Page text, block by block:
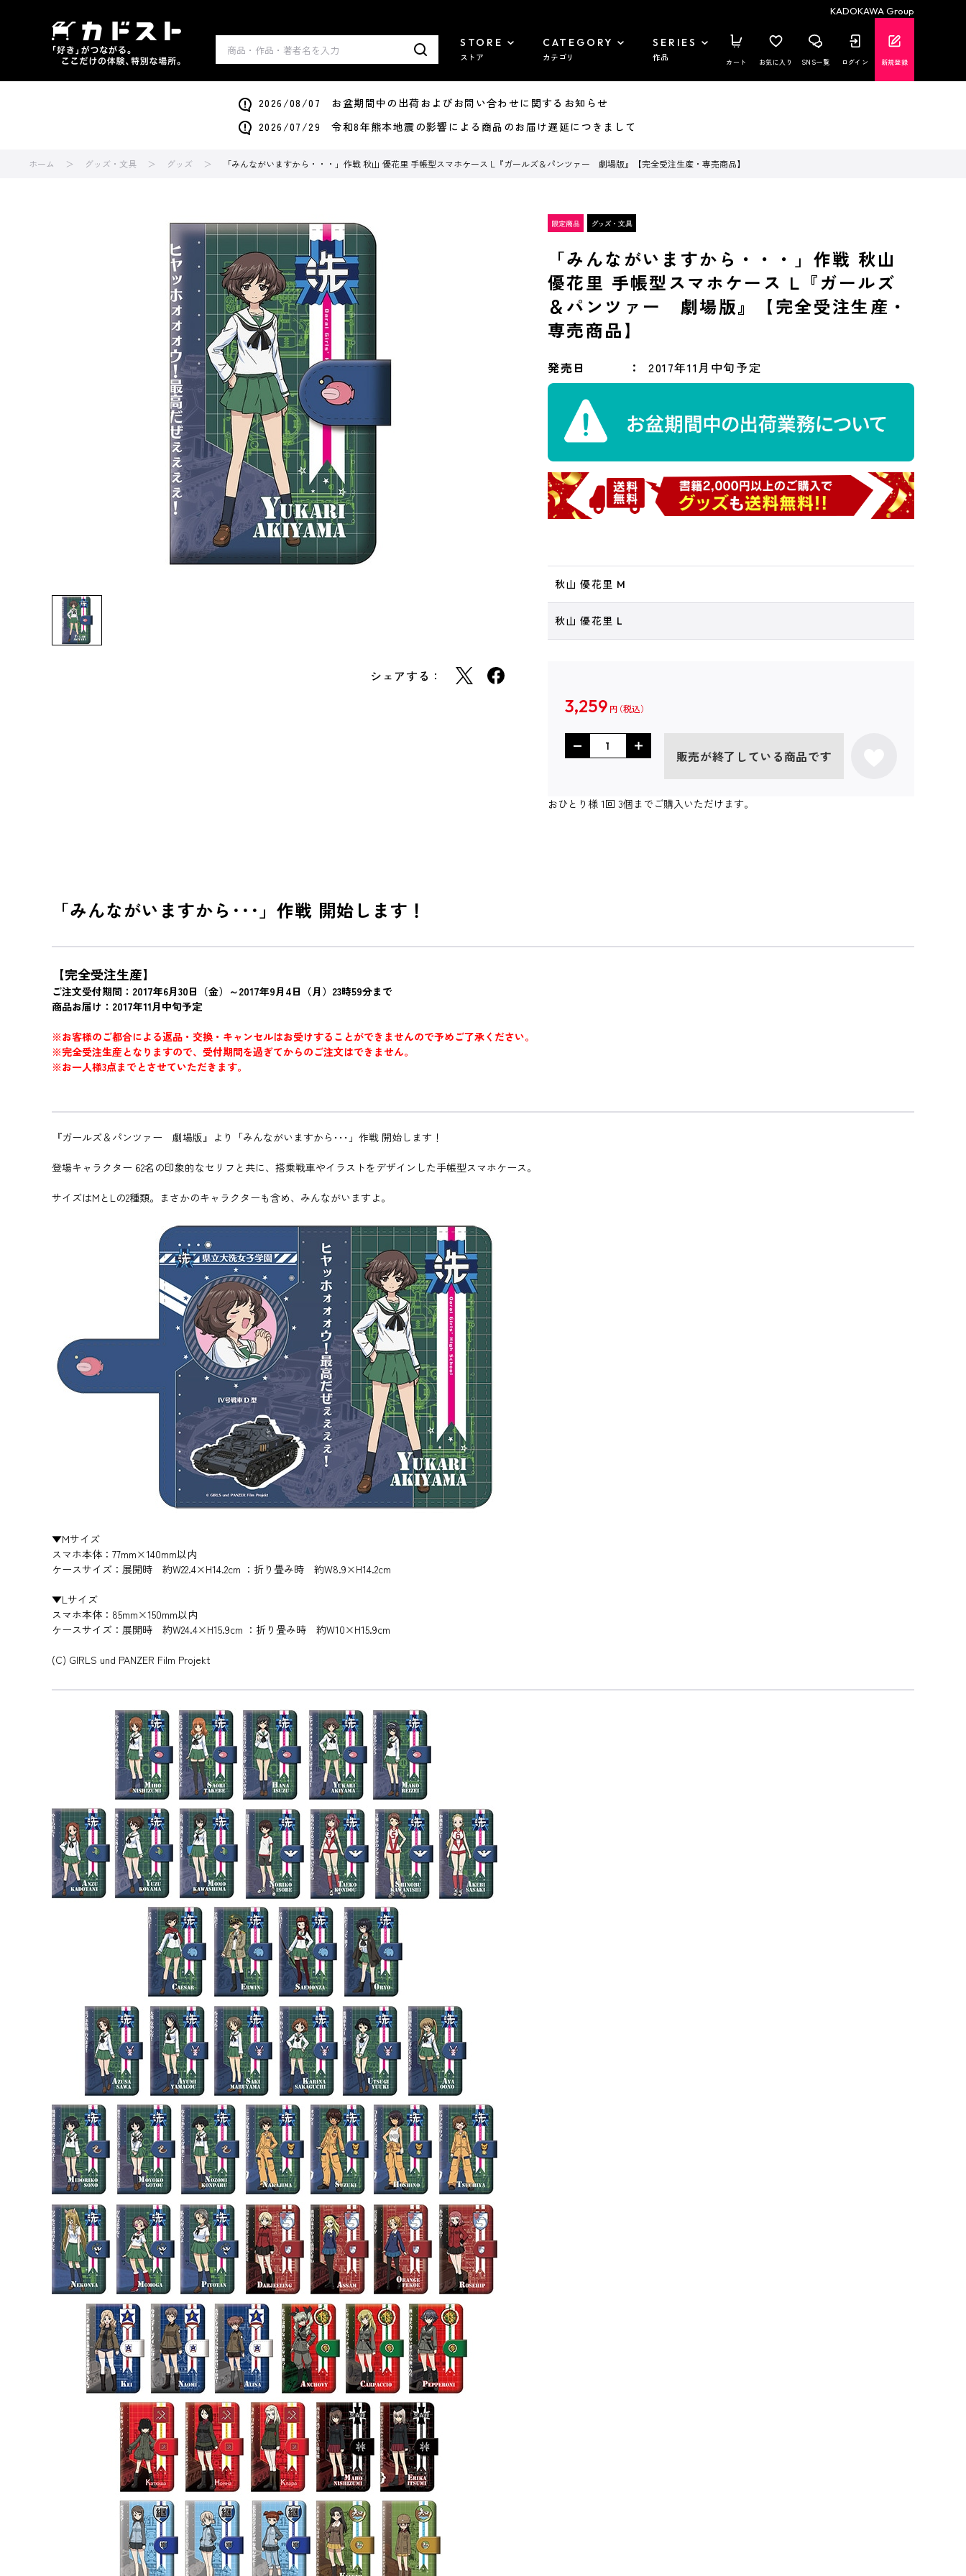
KADOKAWA Group
STORE
ストア
CATEGORY
カテゴリ
SERIES
作品 カート お気に入り SNS一覧 ログイン 新規登録
2026/08/07 お盆期間中の出荷およびお問い合わせに関するお知らせ
2026/07/29 令和8年熊本地震の影響による商品のお届け遅延につきまして
ホーム グッズ・文具 グッズ 「みんながいますから・・・」作戦 秋山 優花里 手帳型スマホケース L『ガールズ＆パンツァー 劇場版』【完全受注生産・専売商品】
シェアする：
「みんながいますから・・・」作戦 秋山
優花里 手帳型スマホケース L『ガールズ
＆パンツァー 劇場版』【完全受注生産・
専売商品】
発売日 2017年11月中旬予定
秋山 優花里 M
秋山 優花里 L
3,259 円
販売が終了している商品です
おひとり様 1回 3個までご購入いただけます。
「みんながいますから･･･」作戦 開始します！
【完全受注生産】
ご注文受付期間：2017年6月30日（金）～2017年9月4日（月）23時59分まで
商品お届け：2017年11月中旬予定
※お客様のご都合による返品・交換・キャンセルはお受けすることができませんので予めご了承ください。
※完全受注生産となりますので、受付期間を過ぎてからのご注文はできません。
※お一人様3点までとさせていただきます。
『ガールズ＆パンツァー 劇場版』より「みんながいますから･･･」作戦 開始します！
登場キャラクター 62名の印象的なセリフと共に、搭乗戦車やイラストをデザインした手帳型スマホケース。
サイズはMとLの2種類。まさかのキャラクターも含め、みんながいますよ。
▼Mサイズ
スマホ本体：77mm×140mm以内
ケースサイズ：展開時 約W22.4×H14.2cm ：折り畳み時 約W8.9×H14.2cm
▼Lサイズ
スマホ本体：85mm×150mm以内
ケースサイズ：展開時 約W24.4×H15.9cm ：折り畳み時 約W10×H15.9cm
(C) GIRLS und PANZER Film Projekt